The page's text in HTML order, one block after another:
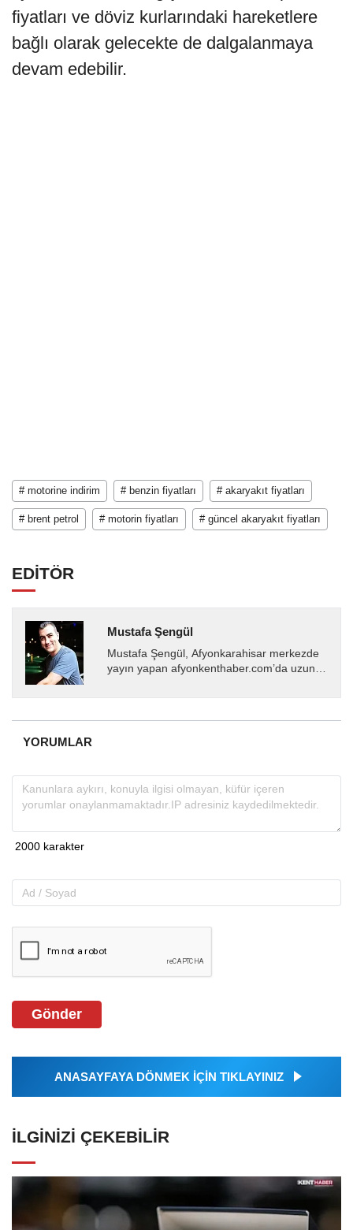
fiyatları ve döviz kurlarındaki hareketlere
bağlı olarak gelecekte de dalgalanmaya
devam edebilir.
# motorine indirim # benzin fiyatları # akaryakıt fiyatları
# brent petrol # motorin fiyatları # güncel akaryakıt fiyatları
EDİTÖR
Mustafa Şengül
Mustafa Şengül, Afyonkarahisar merkezde
yayın yapan afyonkenthaber.com’da uzun
almakta, haber akışı...
YORUMLAR
Gönder
ANASAYFAYA DÖNMEK İÇİN TIKLAYINIZ
İLGINIZI ÇEKEBILIR